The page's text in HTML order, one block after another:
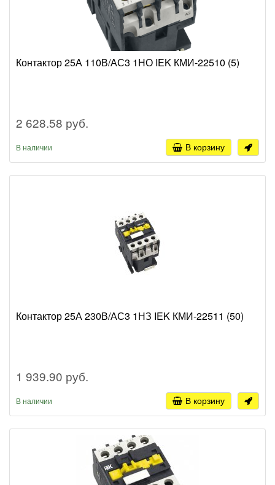
Контактор 25А 110В/АС3 1НО IEK КМИ-22510 (5)
2 628.58 руб.
В наличии В корзину
Контактор 25А 230В/АС3 1НЗ IEK КМИ-22511 (50)
1 939.90 руб.
В наличии В корзину